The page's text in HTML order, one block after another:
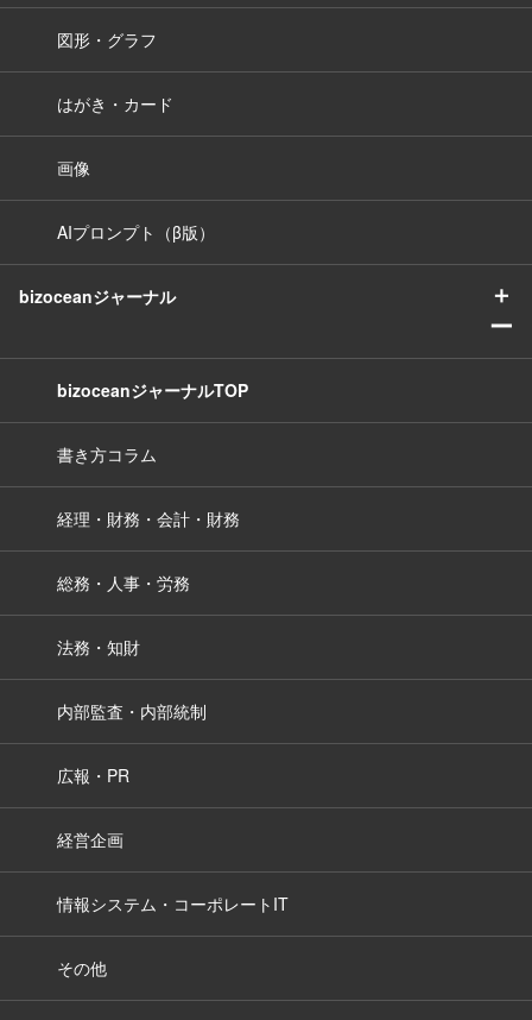
図形・グラフ
はがき・カード
画像
AIプロンプト（β版）
bizoceanジャーナル
＋
ー
bizoceanジャーナルTOP
書き方コラム
経理・財務・会計・財務
総務・人事・労務
法務・知財
内部監査・内部統制
広報・PR
経営企画
情報システム・コーポレートIT
その他